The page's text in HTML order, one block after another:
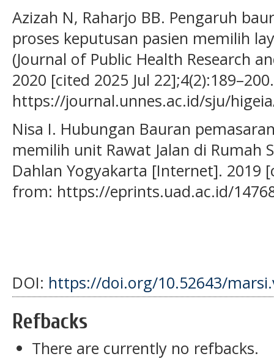
Azizah N, Raharjo BB. Pengaruh
proses keputusan pasien memilih
(Journal of Public Health Research
2020 [cited 2025 Jul
https://journal.unnes.ac.id/sju/
Nisa I. Hubungan Bauran
memilih unit Rawat Jalan di Rumah
Dahlan Yogyakarta [Internet]. 2019
from: https://eprints.uad.ac.id/
DOI: https://doi.org/10.52643/
Refbacks
There are currently no refbacks.